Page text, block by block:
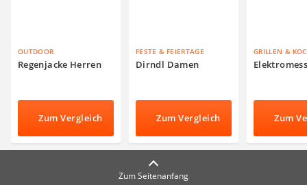
OUTDOOR
Regenjacke Herren
Zum Vergleich
FESTE & FEIERTAGE
Dirndl Damen
Zum Vergleich
GRILLEN &
Zum
Zum Seitenanfang